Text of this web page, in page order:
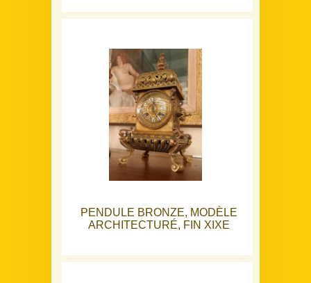
PENDULE BRONZE, MODÈLE
ARCHITECTURÉ, FIN XIXE